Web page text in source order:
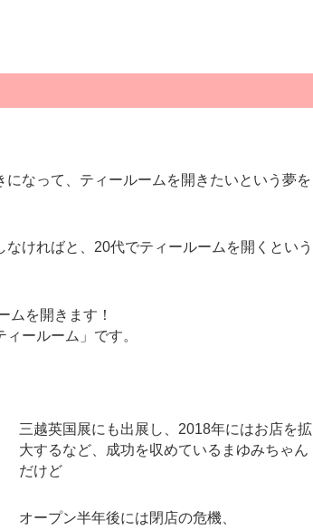
なって、ティールームを開きたいという夢を
ければと、20代でティールームを開くという
ムを開きます！
ールーム」です。
三越英国展にも出展し、2018年にはお店を拡
大するなど、成功を収めているまゆみちゃん
だけど
オープン半年後には閉店の危機、